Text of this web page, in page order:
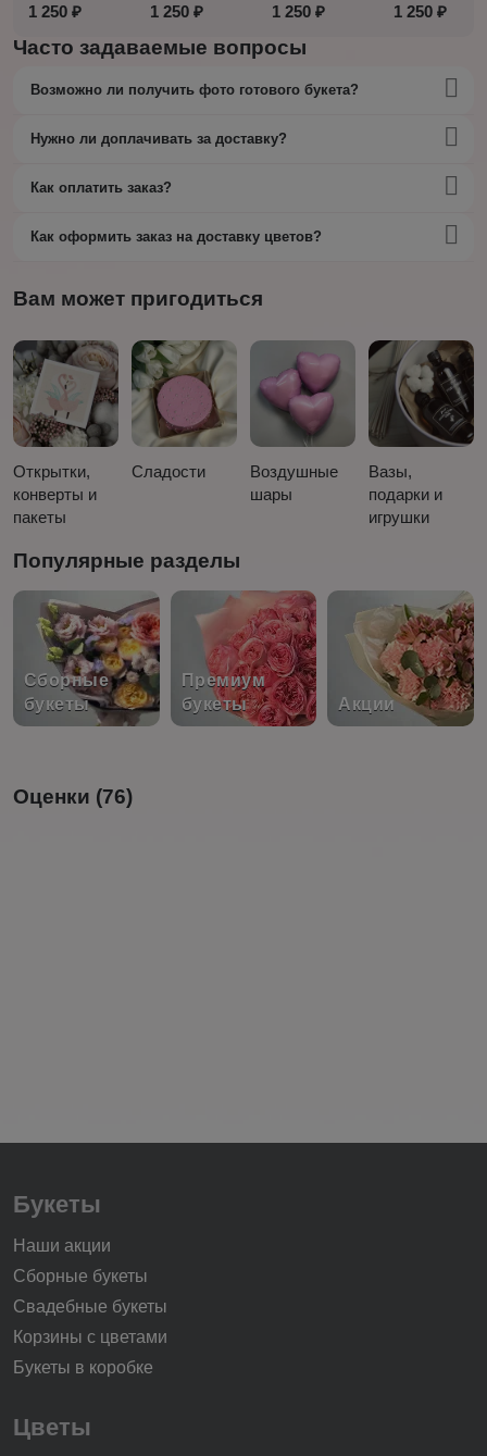
1 250 ₽ 1 250 ₽ 1 250 ₽ 1 250 ₽
Часто задаваемые вопросы
Возможно ли получить фото готового букета?
Нужно ли доплачивать за доставку?
Как оплатить заказ?
Как оформить заказ на доставку цветов?
Вам может пригодиться
Открытки,
конверты и
пакеты
Сладости
Воздушные
шары
Вазы,
подарки и
игрушки
Популярные разделы
Сборные
букеты
Премиум
букеты
Акции
Оценки (76)
Букеты
Наши акции
Сборные букеты
Свадебные букеты
Корзины с цветами
Букеты в коробке
Цветы